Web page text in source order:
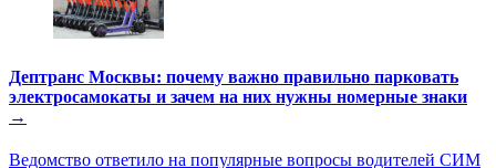
Дептранс Москвы: почему важно правильно парковать
электросамокаты и зачем на них нужны номерные знаки
→
Ведомство ответило на популярные вопросы водителей СИМ